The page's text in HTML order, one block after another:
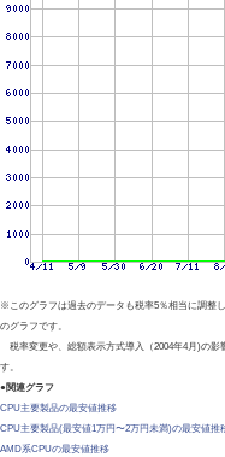
※このグラフは過去のデータも税率5％相当に調整
のグラフです。
税率変更や、総額表示方式導入（2004年4月)の影
す。
●関連グラフ
CPU主要製品の最安値推移
CPU主要製品(最安値1万円〜2万円未満)の最安値推
AMD系CPUの最安値推移